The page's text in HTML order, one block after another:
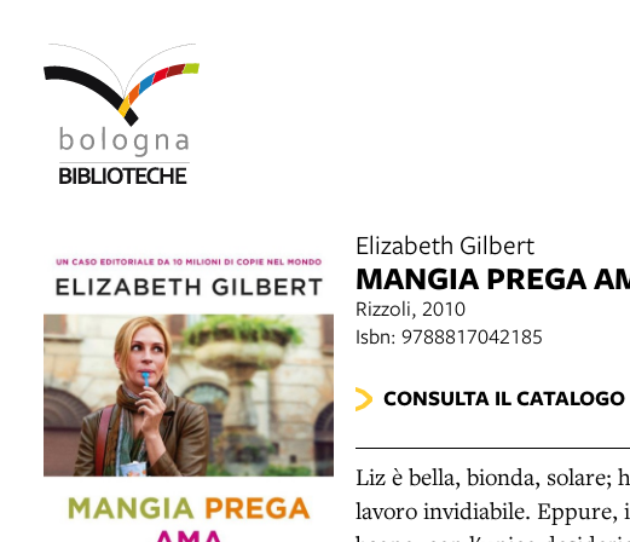
Elizabeth Gilbert
MANGIA PREGA
Rizzoli, 2010
Isbn: 9788817042185
CONSULTA IL CATALOGO
Liz è bella, bionda, solare;
lavoro invidiabile.